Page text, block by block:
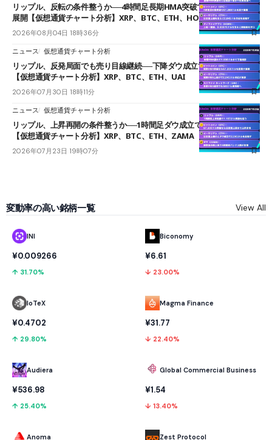
リップル、反転の条件整うか──4時間足長期HMA突破で雲下端を目指す
展開【仮想通貨チャート分析】XRP、BTC、ETH、HOME
2026年08月04日 18時36分
ニュース 仮想通貨チャート分析
リップル、反発局面でも売り目線継続──下降ダウ成立で下値追う展開
【仮想通貨チャート分析】XRP、BTC、ETH、UAI
2026年07月30日 18時11分
ニュース 仮想通貨チャート分析
リップル、上昇再開の条件整うか──1時間足ダウ成立で1.185ドルを狙う
【仮想通貨チャート分析】XRP、BTC、ETH、ZAMA
2026年07月23日 19時07分
変動率の高い銘柄一覧 View All
INI
¥0.009266
↑ 31.70%
IoTeX
¥0.4702
↑ 29.80%
Audiera
¥536.98
↑ 25.40%
Anoma
Biconomy
¥6.61
↓ 23.00%
Magma Finance
¥31.77
↓ 22.40%
Global Commercial Business
¥1.54
↓ 13.40%
Zest Protocol